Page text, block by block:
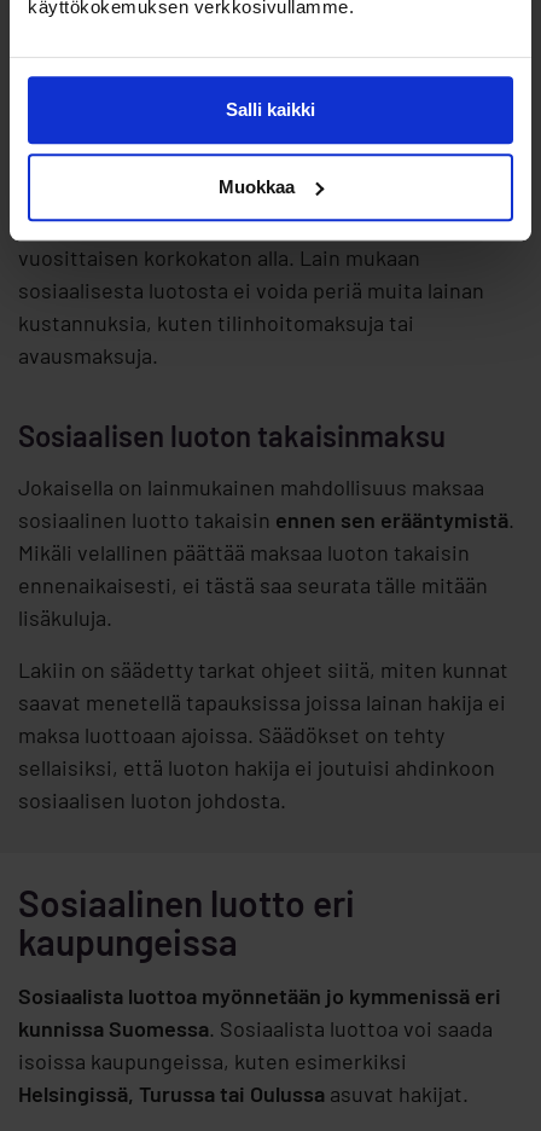
käyttökokemuksen verkkosivullamme.
Salli kaikki
Muokkaa
Sosiaalisen luoton hintataso
Sosiaalisen luotonkokonaiskulujenmäärää on
säädetty Suomen laissa. Laki sanoo, että luotosta
voidaan periä velalliselta ainoastaan kohtuullista
Koron tulee myös pysyä säännöllisesti säädettävän
vuosittaisen korkokaton alla. Lain mukaan
sosiaalisesta luotosta ei voida periä muita lainan
kustannuksia, kuten tilinhoitomaksuja tai
avausmaksuja.
Sosiaalisen luoton takaisinmaksu
Jokaisella on lainmukainen mahdollisuus maksaa
sosiaalinen luotto takaisin ennen sen erääntymistä.
Mikäli velallinen päättää maksaa luoton takaisin
ennenaikaisesti, ei tästä saa seurata tälle mitään
lisäkuluja.
Lakiin on säädetty tarkat ohjeet siitä, miten kunnat
saavat menetellä tapauksissa joissa lainan hakija ei
maksa luottoaan ajoissa. Säädökset on tehty
sellaisiksi, että luoton hakija ei joutuisi ahdinkoon
sosiaalisen luoton johdosta.
Sosiaalinen luotto eri
kaupungeissa
Sosiaalista luottoa myönnetään jo kymmenissä eri
kunnissa Suomessa. Sosiaalista luottoa voi saada
isoissa kaupungeissa, kuten esimerkiksi
Helsingissä, Turussa tai Oulussa asuvat hakijat.